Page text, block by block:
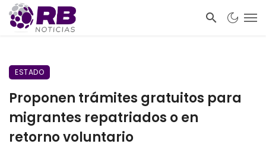
ESTADO
Proponen trámites gratuitos para
migrantes repatriados o en
retorno voluntario